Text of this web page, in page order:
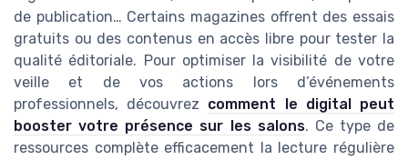
de publication… Certains magazines offrent des essais
gratuits ou des contenus en accès libre pour tester la
qualité éditoriale. Pour optimiser la visibilité de votre
veille et de vos actions lors d’événements
professionnels, découvrez comment le digital peut
booster votre présence sur les salons. Ce type de
ressources complète efficacement la lecture régulière